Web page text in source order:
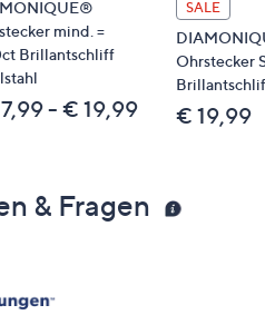
mind. =
Brillantschliff
- € 19,99
SALE
Ohrstecker
€ 19,99
& Fragen